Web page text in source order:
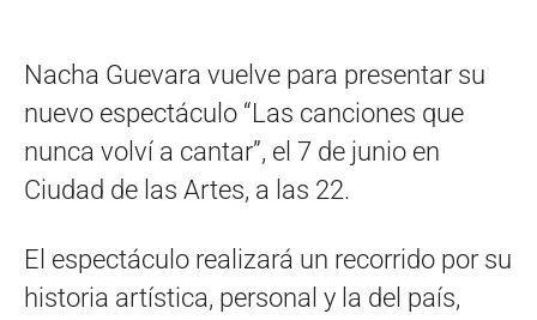
Nacha Guevara vuelve para presentar su
nuevo espectáculo “Las canciones que
nunca volví a cantar”, el 7 de junio en
Ciudad de las Artes, a las 22.
El espectáculo realizará un recorrido por su
historia artística, personal y la del país,